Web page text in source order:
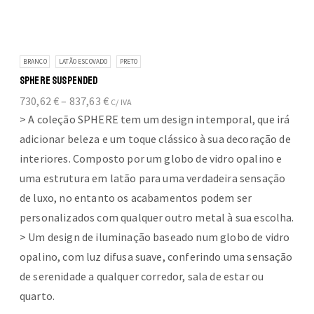
BRANCO LATÃO ESCOVADO PRETO
SPHERE SUSPENDED
730,62€– 837,63 €Price
range:
730,62 €
837,63 €
C/ IVA
> A coleção SPHERE tem um design intemporal, que irá
adicionar beleza e um toque clássico à sua decoração de
interiores. Composto por um globo de vidro opalino e
uma estrutura em latão para uma verdadeira sensação
de luxo, no entanto os acabamentos podem ser
personalizados com qualquer outro metal à sua escolha.
> Um design de iluminação baseado num globo de vidro
opalino, com luz difusa suave, conferindo uma sensação
de serenidade a qualquer corredor, sala de estar ou
quarto.